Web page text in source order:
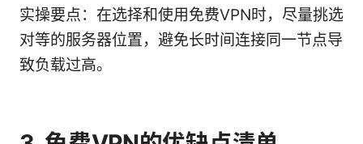
实操要点：在选择和使用免费VPN时，尽量挑选
对等的服务器位置，避免长时间连接同一节点导
致负载过高。